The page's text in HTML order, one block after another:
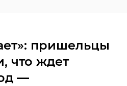
пришельцы
что ждет
—